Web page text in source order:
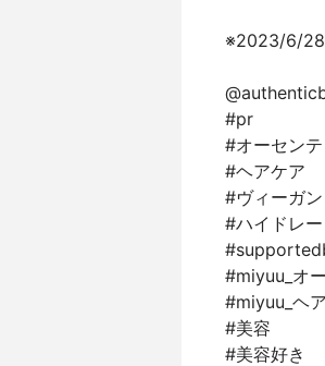
※2023/6/28
#pr
#オーセン
#ヘアケア
#ヴィーガン
#ハイドレ
#miyuu_オ
#miyuu_ヘ
#美容
#美容好き